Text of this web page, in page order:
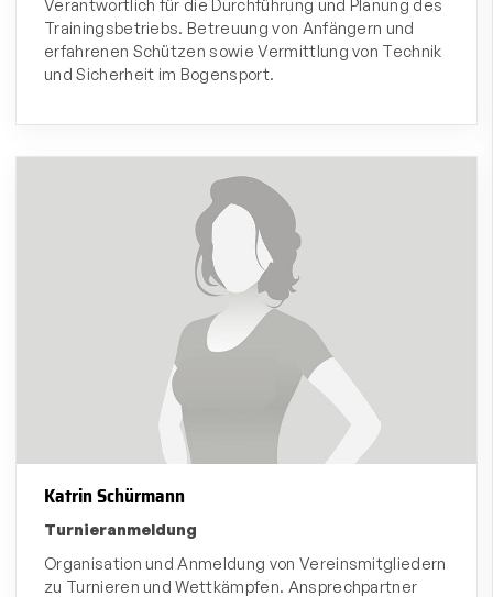
Verantwortlich für die Durchführung und Planung des
Trainingsbetriebs. Betreuung von Anfängern und
erfahrenen Schützen sowie Vermittlung von Technik
und Sicherheit im Bogensport.
Katrin Schürmann
Turnieranmeldung
Organisation und Anmeldung von Vereinsmitgliedern
zu Turnieren und Wettkämpfen. Ansprechpartner